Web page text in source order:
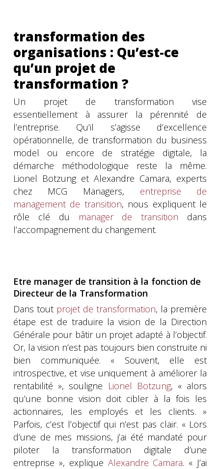
transformation des
organisations : Qu’est-ce
qu’un projet de
transformation ?
Un projet de transformation vise
essentiellement à assurer la pérennité de
l’entreprise. Qu’il s’agisse d’excellence
opérationnelle, de transformation du business
model ou encore de stratégie digitale, la
démarche méthodologique reste la même.
Lionel Botzung et Alexandre Camara, experts
chez MCG Managers, entreprise de
management de transition, nous expliquent le
rôle clé du
manager de transition dans
l’accompagnement du changement.
Etre manager de transition à la fonction de
Directeur de la Transformation
Dans tout projet de transformation, la première
étape est de traduire la vision de la Direction
Générale pour bâtir un projet adapté à l’objectif.
Or, la vision n’est pas toujours bien construite ni
bien communiquée. « Souvent, elle est
introspective, et vise uniquement à améliorer la
rentabilité », souligne Lionel Botzung, « alors
qu’une bonne vision doit cibler à la fois les
actionnaires, les employés et les clients. »
Parfois, c’est l’objectif qui n’est pas clair. « Lors
d’une de mes missions, j’ai été mandaté pour
piloter la transformation digitale d’une
entreprise », explique Alexandre Camara. « J’ai